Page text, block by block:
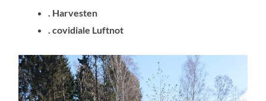
. Harvesten
. covidiale Luftnot